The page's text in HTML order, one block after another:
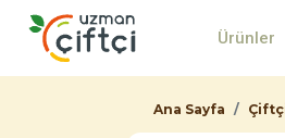
Ürünler
Ana Sayfa